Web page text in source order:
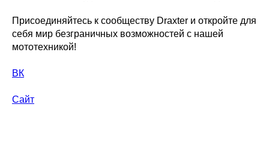
Присоединяйтесь к сообществу Draxter и откройте для
себя мир безграничных возможностей с нашей
мототехникой!
ВК
Сайт